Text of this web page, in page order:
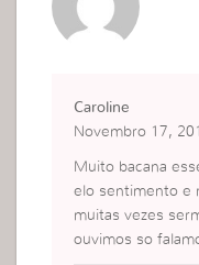
Caroline
Novembro 17,
Muito bacana
elo sentimento e
muitas vezes
ouvimos so